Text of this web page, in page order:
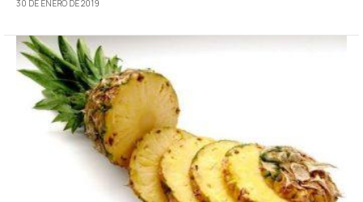
30 DE ENERO DE 2019